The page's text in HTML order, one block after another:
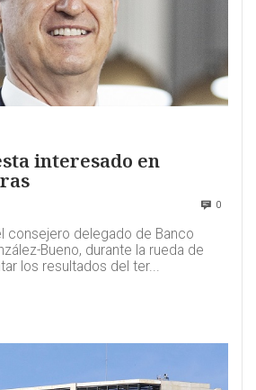
interesado en
0
consejero delegado de Banco
Bueno, durante la rueda de
los resultados del ter...